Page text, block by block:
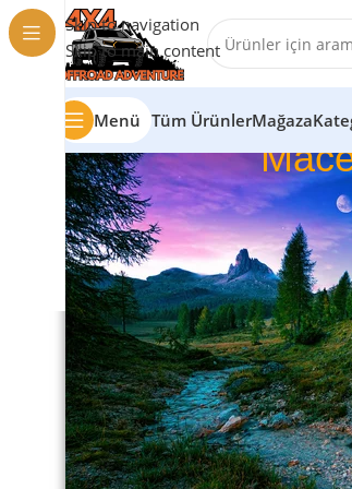
Skip to navigation
Skip to main content
Menü Tüm ÜrünlerMağaza